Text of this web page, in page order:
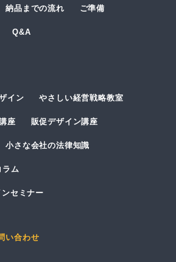
納品までの流れ ご準備
Q&A
イン やさしい経営戦略教室
座 販促デザイン講座
小さな会社の法律知識
ラム
セミナー
い合わせ